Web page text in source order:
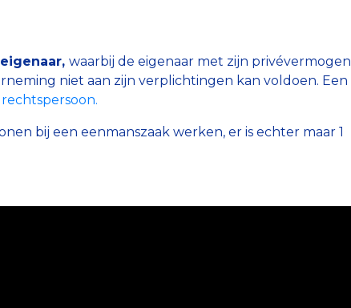
waarbij de eigenaar met zijn privévermogen
niet aan zijn verplichtingen kan voldoen. Een
rechtspersoon.
bij een eenmanszaak werken, er is echter maar 1